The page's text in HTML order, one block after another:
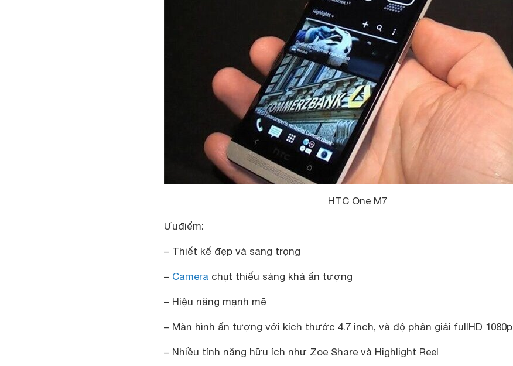
HTC One M7
Ưuđiểm:
– Thiết kế đẹp và sang trọng
– Camera chụt thiếu sáng khá ấn tượng
– Hiệu năng mạnh mẽ
– Màn hình ấn tượng với kích thước 4.7 inch, và độ phân giải fullHD 1080p
– Nhiều tính năng hữu ích như Zoe Share và Highlight Reel